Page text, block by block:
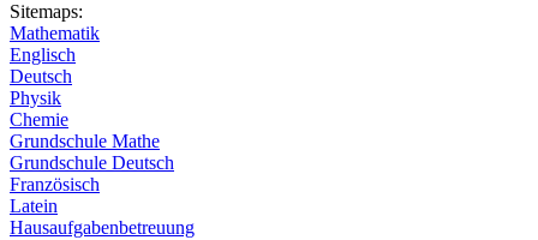
Sitemaps:
Mathematik
Englisch
Deutsch
Physik
Chemie
Grundschule Mathe
Grundschule Deutsch
Französisch
Latein
Hausaufgabenbetreuung